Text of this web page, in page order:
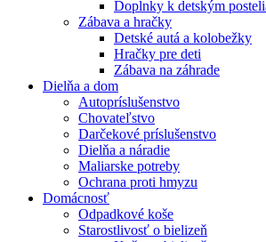
Doplnky k detským
Zábava a hračky
Detské autá a kolobežky
Hračky pre deti
Zábava na záhrade
Dielňa a dom
Autopríslušenstvo
Chovateľstvo
Darčekové príslušenstvo
Dielňa a náradie
Maliarske potreby
Ochrana proti hmyzu
Domácnosť
Odpadkové koše
Starostlivosť o bielizeň